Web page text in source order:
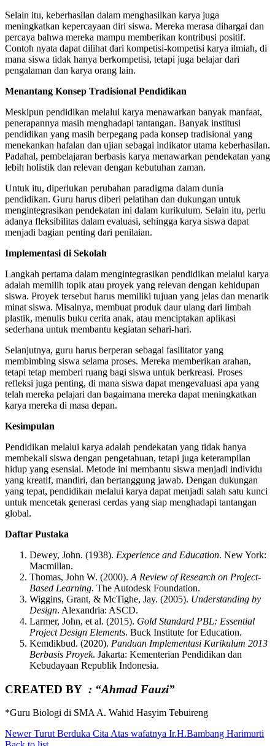
Selain itu, keberhasilan dalam menghasilkan karya juga
meningkatkan kepercayaan diri siswa. Mereka merasa dihargai dan
percaya bahwa mereka mampu memberikan kontribusi positif.
Contoh nyata dapat dilihat dari kompetisi-kompetisi karya ilmiah, di
mana siswa tidak hanya berkompetisi, tetapi juga belajar dari
pengalaman dan karya orang lain.
Menantang Konsep Tradisional Pendidikan
Meskipun pendidikan melalui karya menawarkan banyak manfaat,
penerapannya masih menghadapi tantangan. Banyak institusi
pendidikan yang masih berpegang pada konsep tradisional yang
menekankan hafalan dan ujian sebagai indikator utama keberhasilan.
Padahal, pembelajaran berbasis karya menawarkan pendekatan yang
lebih holistik dan relevan dengan kebutuhan zaman.
Untuk itu, diperlukan perubahan paradigma dalam dunia
pendidikan. Guru harus diberi pelatihan dan dukungan untuk
mengintegrasikan pendekatan ini dalam kurikulum. Selain itu, perlu
adanya fleksibilitas dalam evaluasi, sehingga karya siswa dapat
menjadi bagian penting dari penilaian.
Implementasi di Sekolah
Langkah pertama dalam mengintegrasikan pendidikan melalui karya
adalah memilih topik atau proyek yang relevan dengan kehidupan
siswa. Proyek tersebut harus memiliki tujuan yang jelas dan menarik
minat siswa. Misalnya, membuat produk daur ulang dari limbah
plastik, menulis buku cerita anak, atau menciptakan aplikasi
sederhana untuk membantu kegiatan sehari-hari.
Selanjutnya, guru harus berperan sebagai fasilitator yang
membimbing siswa selama proses. Mereka memberikan arahan,
tetapi tetap memberi ruang bagi siswa untuk berkreasi. Proses
refleksi juga penting, di mana siswa dapat mengevaluasi apa yang
telah mereka pelajari dan bagaimana mereka dapat meningkatkan
karya mereka di masa depan.
Kesimpulan
Pendidikan melalui karya adalah pendekatan yang tidak hanya
membekali siswa dengan pengetahuan, tetapi juga keterampilan
hidup yang esensial. Metode ini membantu siswa menjadi individu
yang kreatif, mandiri, dan bertanggung jawab. Dengan dukungan
yang tepat, pendidikan melalui karya dapat menjadi salah satu kunci
untuk mencetak generasi cerdas yang siap menghadapi tantangan
global.
Daftar Pustaka
Dewey, John. (1938). Experience and Education. New York:
Macmillan.
Thomas, John W. (2000). A Review of Research on Project-
Based Learning. The Autodesk Foundation.
Wiggins, Grant, & McTighe, Jay. (2005). Understanding by
Design. Alexandria: ASCD.
Larmer, John, et al. (2015). Gold Standard PBL: Essential
Project Design Elements. Buck Institute for Education.
Kemdikbud. (2020). Panduan Implementasi Kurikulum 2013
Berbasis Proyek. Jakarta: Kementerian Pendidikan dan
Kebudayaan Republik Indonesia.
CREATED BY : “Ahmad Fauzi”
*Guru Biologi di SMA A. Wahid Hasyim Tebuireng
Newer Turut Berduka Cita Atas wafatnya Ir.H.Bambang Harimurti